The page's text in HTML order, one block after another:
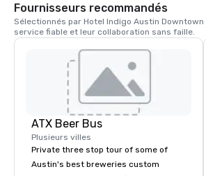
Fournisseurs recommandés
Sélectionnés par Hotel Indigo Austin
service fiable et leur collaboration sans faille.
ATX Beer Bus
Plusieurs villes
Private three stop tour of some of
Austin's best breweries custom